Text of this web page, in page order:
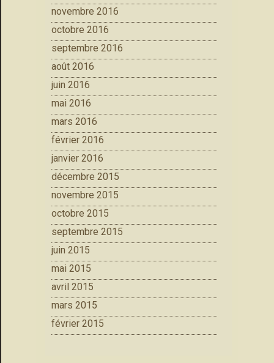
novembre 2016
octobre 2016
septembre 2016
août 2016
juin 2016
mai 2016
mars 2016
février 2016
janvier 2016
décembre 2015
novembre 2015
octobre 2015
septembre 2015
juin 2015
mai 2015
avril 2015
mars 2015
février 2015